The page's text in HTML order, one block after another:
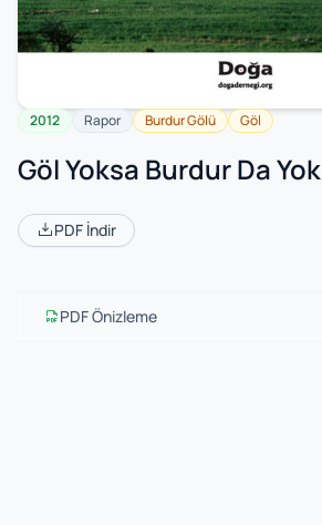
2012 Rapor Burdur Gölü Göl
Göl Yoksa Burdur Da Yok
PDF İndir
PDF Önizleme